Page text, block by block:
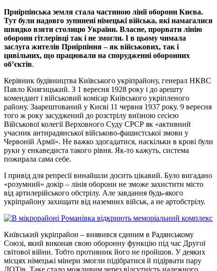
Приірпінська земля стала частиною лінії оборони Києва.
Тут були надовго зупинені німецькі війська, які намагалися
швидко взяти столицю України. Власне, прорвати лінію
оборони гітлерівці так і не змогли. І в цьому чимала
заслуга жителів Приірпіння – як військових, так і
цивільних, що працювали на спорудженні оборонних
об’єктів.
Керівник будівництва Київського укріпрайону, генерал НКВС
Павло Княгицький. З 1 вересня 1928 року і до арешту
комендант і військовий комісар Київського укріпленого
району. Заарештований у Києві 11 червня 1937 року. 9 вересня
того ж року засуджений до розстрілу виїзною сесією
Військової колегії Верховного Суду СРСР як «активний
учасник антирадянської військово-фашистської змови у
Червоній Армії». Не важко здогадатися, наскільки в крові були
руки у енкаведиста такого рівня. Як-то кажуть, система
пожирала сама себе.
І привід для репресії винайшли досить цікавий. Було вигадано
«розумний» докір – лінія оборони не зможе захистити місто
від артилерійського обстрілу. Але завдання будь-якого
укріпрайону захищати від наземних військ, а не артобстрілу.
Київський укріпрайон – виявився єдиним в Радянському
Союзі, який виконав свою оборонну функцію під час Другої
світової війни. Тобто противник його не пройшов. У деяких
місцях німецькі мінери змогли підібратися й підірвати пару
ДОТів. Таке стало можливим через відсутність належного